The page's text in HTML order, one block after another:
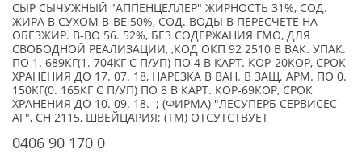
СЫР СЫЧУЖНЫЙ "АППЕНЦЕЛЛЕР" ЖИРНОСТЬ 31%, СОД.
ЖИРА В СУХОМ В-ВЕ 50%, СОД. ВОДЫ В ПЕРЕСЧЕТЕ НА
ОБЕЗЖИР. В-ВО 56. 52%, БЕЗ СОДЕРЖАНИЯ ГМО, ДЛЯ
СВОБОДНОЙ РЕАЛИЗАЦИИ, ,КОД ОКП 92 2510 В ВАК. УПАК.
ПО 1. 689КГ(1. 704КГ С П/УП) ПО 4 В КАРТ. КОР-20КОР, СРОК
ХРАНЕНИЯ ДО 17. 07. 18, НАРЕЗКА В ВАН. В ЗАЩ. АРМ. ПО 0.
150КГ(0. 165КГ С П/УП) ПО 8 В КАРТ. КОР-69КОР, СРОК
ХРАНЕНИЯ ДО 10. 09. 18. ; (ФИРМА) "ЛЕСУПЕРБ СЕРВИСЕС
АГ", CH 2115, ШВЕЙЦАРИЯ; (TM) ОТСУТСТВУЕТ
0406 90 170 0